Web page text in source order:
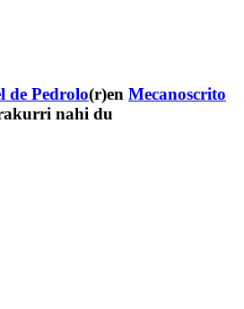
de Pedrolo(r)en Mecanoscrito
nahi du